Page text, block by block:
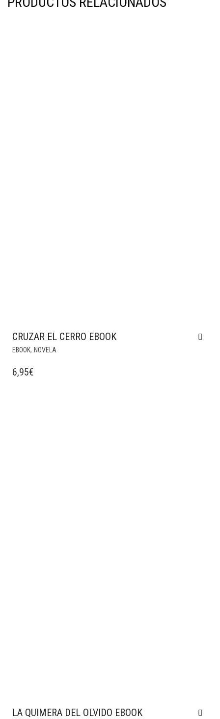
CRUZAR EL CERRO EBOOK
EBOOK, NOVELA
6,95€
LA QUIMERA DEL OLVIDO EBOOK